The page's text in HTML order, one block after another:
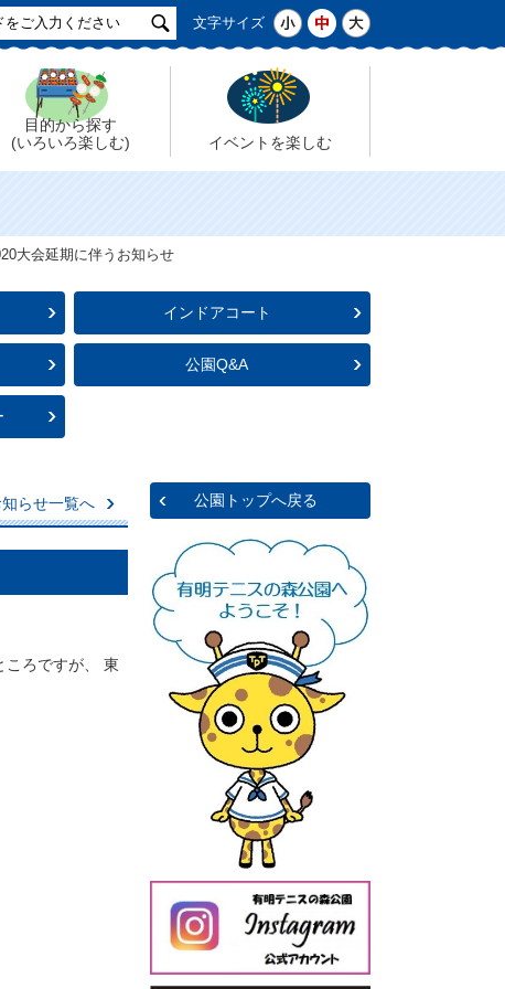
文字サイズ
目的から探す
(いろいろ楽しむ)
イベントを楽しむ
大会延期に伴うお知らせ
インドアコート
公園Q&A
知らせ一覧へ
ころですが、 東
公園トップへ戻る